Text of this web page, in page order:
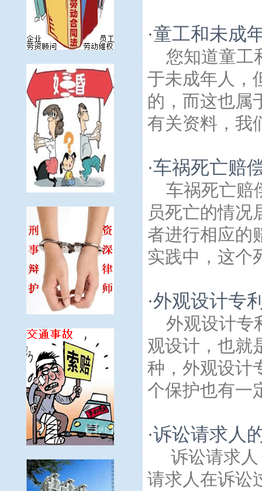
·童工和未成
您知道童工
于未成年人，
的，而这也属
有关资料，我
·车祸死亡赔
车祸死亡赔
员死亡的情况
者进行相应的
实践中，这个
·外观设计专
外观设计专
观设计，也就
种，外观设计
个保护也有一
·诉讼请求人
诉讼请求
请求人在诉讼